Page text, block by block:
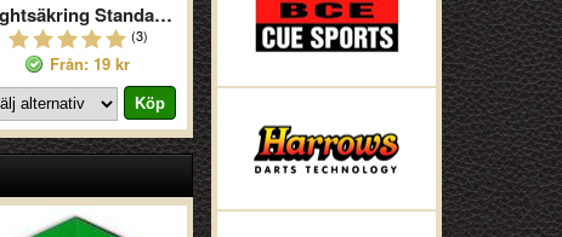
Flightsäkring Standardfjäder
(3)
Från: 19 kr